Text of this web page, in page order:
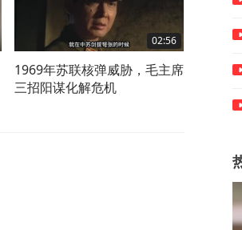
02:56
1969年苏联核弹威胁，毛主席
三招阳谋化解危机
61年前